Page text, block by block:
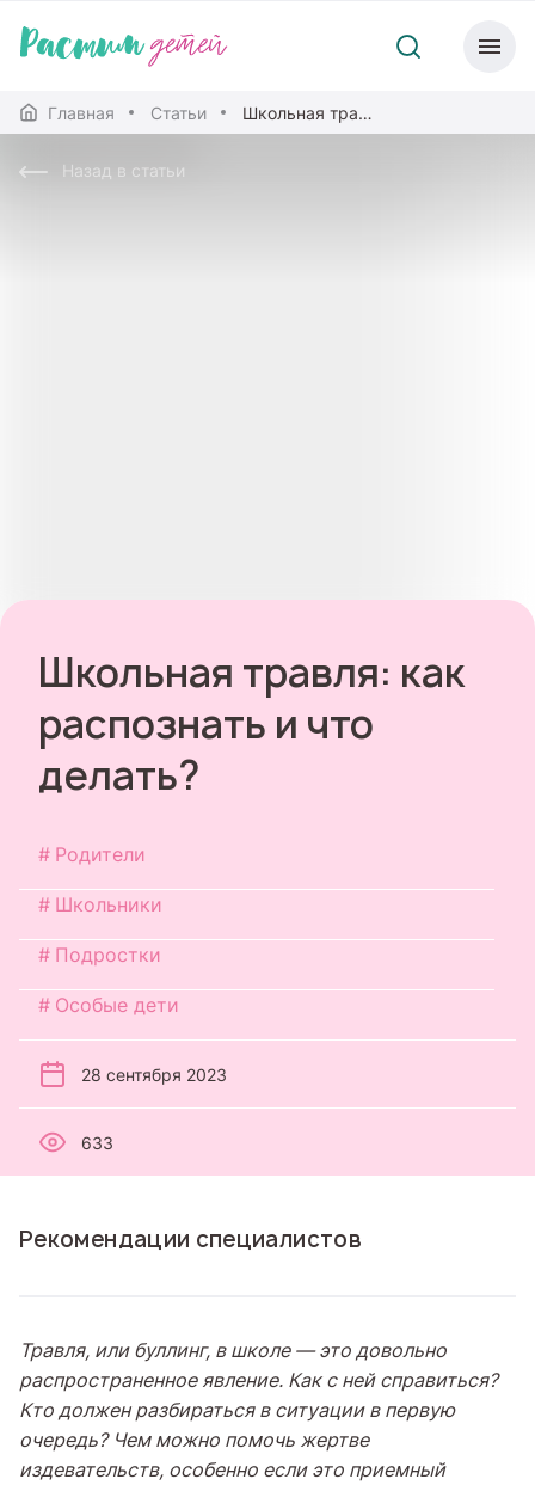
Главная Статьи Школьная травля: как распознать и что делать?
Назад в статьи
Школьная травля: как
распознать и что
делать?
Родители
Школьники
Подростки
Особые дети
28 сентября 2023
633
Рекомендации специалистов
Травля, или буллинг, в школе — это довольно
распространенное явление. Как с ней справиться?
Кто должен разбираться в ситуации в первую
очередь? Чем можно помочь жертве
издевательств, особенно если это приемный